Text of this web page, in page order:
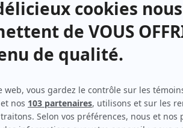
Contributions
À coeur battant (2023)Productrice associée
Cheval-SerpentAutrice
Unité 9Autrice
La promesseAutrice